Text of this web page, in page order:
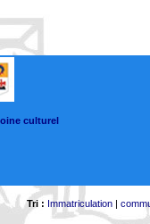
culturel
Tri : Immatriculation|